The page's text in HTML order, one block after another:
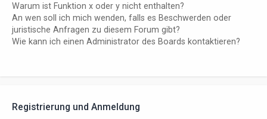
Warum ist Funktion x oder y nicht enthalten?
An wen soll ich mich wenden, falls es Beschwerden oder
juristische Anfragen zu diesem Forum gibt?
Wie kann ich einen Administrator des Boards kontaktieren?
Registrierung und Anmeldung